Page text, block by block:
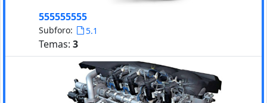
555555555
Subforo: 5.1
Temas: 3